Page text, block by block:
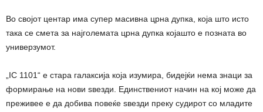
Во својот центар има супер масивна црна дупка, која што исто
така се смета за најголемата црна дупка којашто е позната во
универзумот.
„IC 1101“ е стара галаксија која изумира, бидејќи нема знаци за
формирање на нови ѕвезди. Единствениот начин на кој може да
преживее е да добива повеќе ѕвезди преку судирот со младите